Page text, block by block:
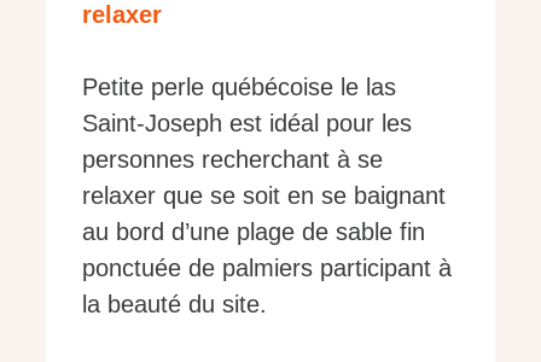
relaxer
Petite perle québécoise le las
Saint-Joseph est idéal pour les
personnes recherchant à se
relaxer que se soit en se baignant
au bord d’une plage de sable fin
ponctuée de palmiers participant à
la beauté du site.